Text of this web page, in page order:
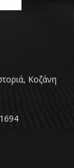
Κοζάνη